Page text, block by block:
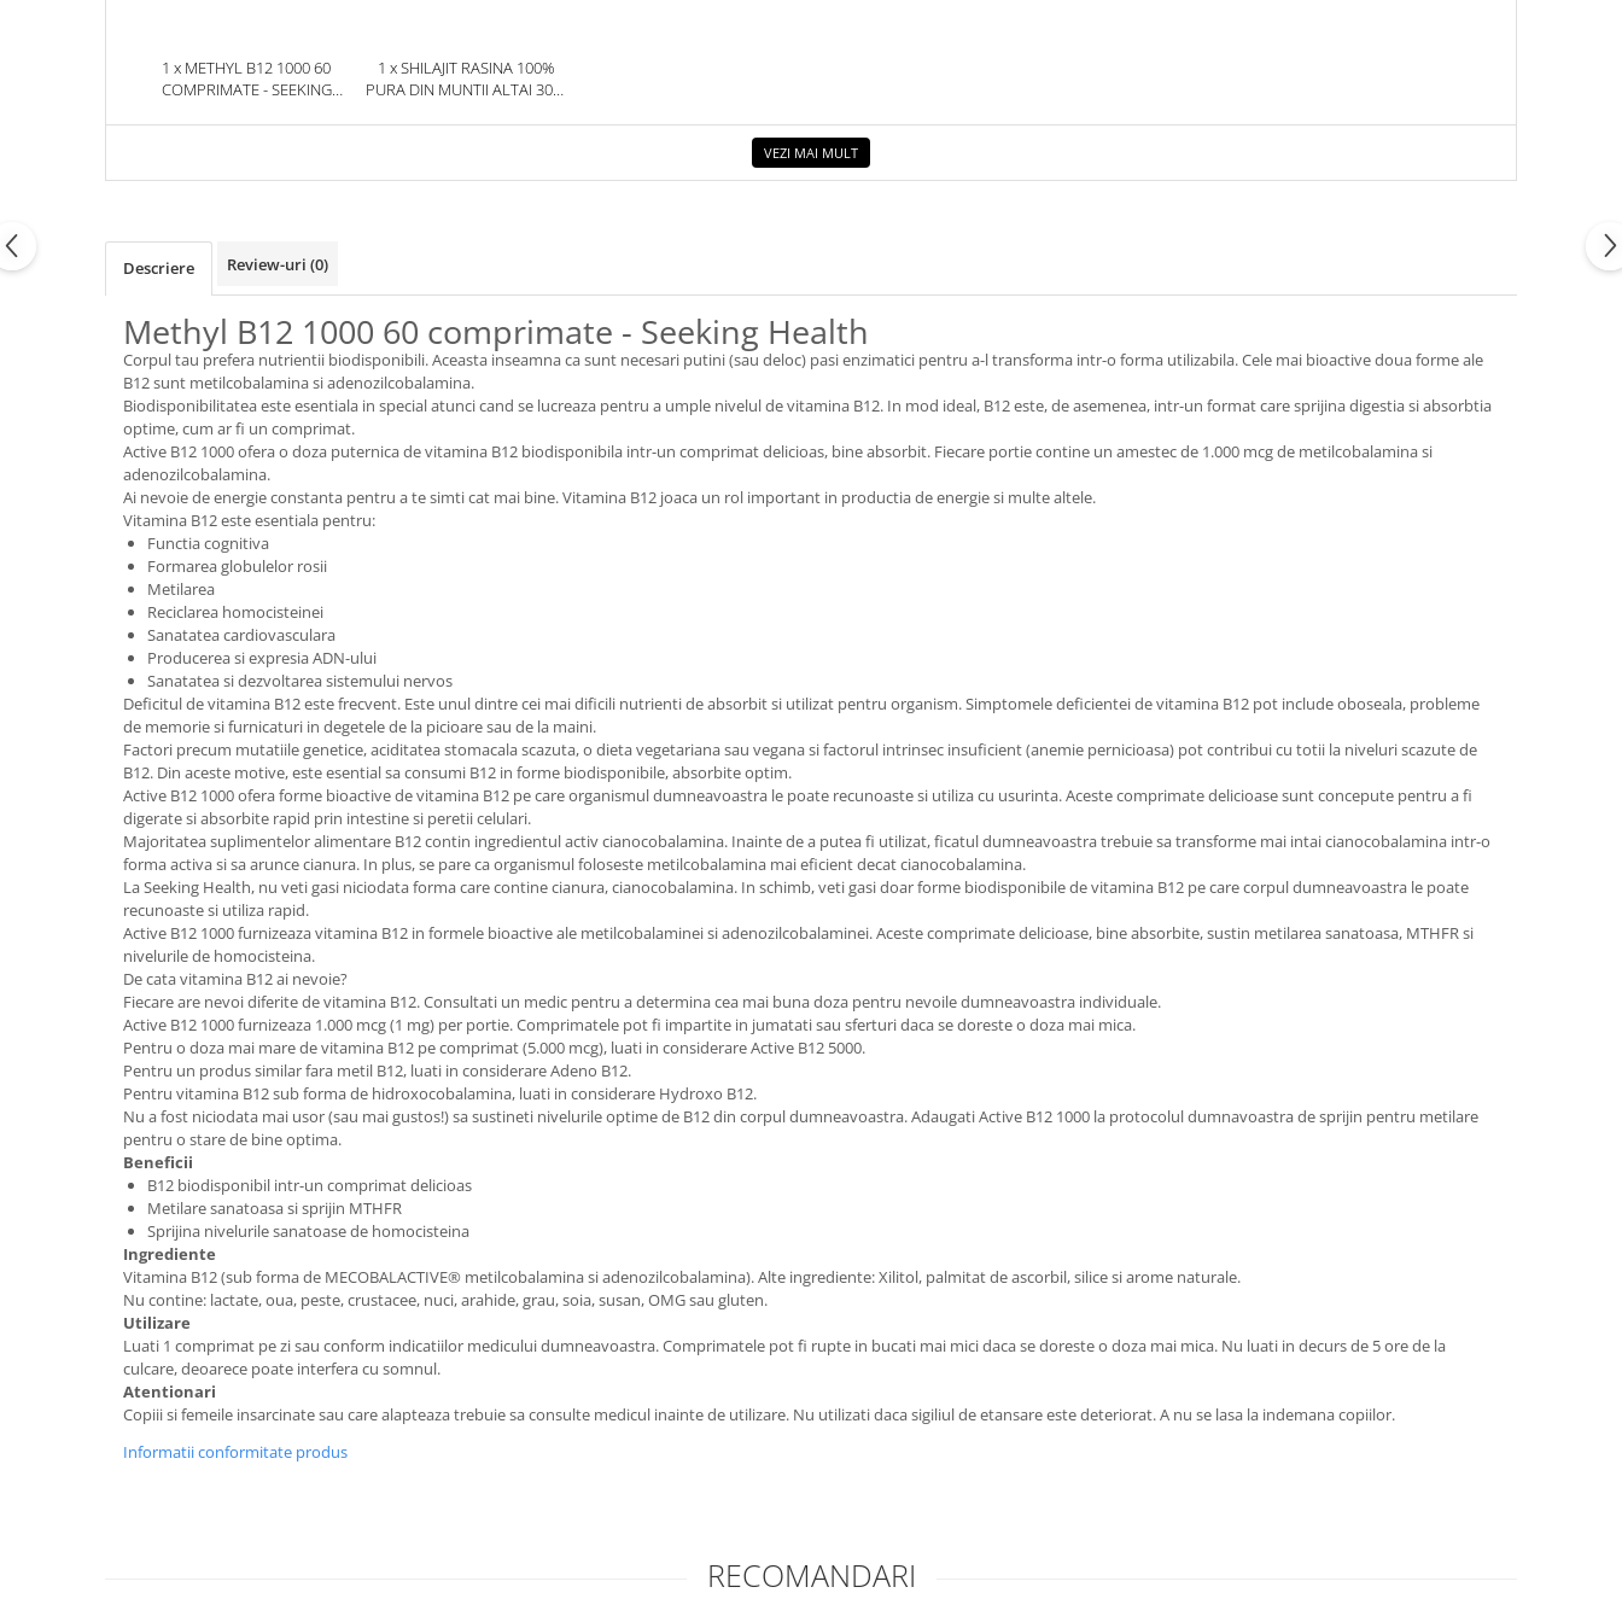
1 x METHYL B12 1000 60
COMPRIMATE - SEEKING
1 x SHILAJIT RASINA 100%
PURA DIN MUNTII ALTAI 30G.
VEZI MAI MULT
Descriere Review-uri (0)
Methyl B12 1000 60 comprimate - Seeking Health
Corpul tau prefera nutrientii biodisponibili. Aceasta inseamna ca sunt necesari putini (sau deloc) pasi enzimatici pentru a-l transforma intr-o forma utilizabila. Cele mai bioactive doua forme ale
B12 sunt metilcobalamina si adenozilcobalamina.
Biodisponibilitatea este esentiala in special atunci cand se lucreaza pentru a umple nivelul de vitamina B12. In mod ideal, B12 este, de asemenea, intr-un format care sprijina digestia si absorbtia
optime, cum ar fi un comprimat.
Active B12 1000 ofera o doza puternica de vitamina B12 biodisponibila intr-un comprimat delicioas, bine absorbit. Fiecare portie contine un amestec de 1.000 mcg de metilcobalamina si
adenozilcobalamina.
Ai nevoie de energie constanta pentru a te simti cat mai bine. Vitamina B12 joaca un rol important in productia de energie si multe altele.
Vitamina B12 este esentiala pentru:
Functia cognitiva
Formarea globulelor rosii
Metilarea
Reciclarea homocisteinei
Sanatatea cardiovasculara
Producerea si expresia ADN-ului
Sanatatea si dezvoltarea sistemului nervos
Deficitul de vitamina B12 este frecvent. Este unul dintre cei mai dificili nutrienti de absorbit si utilizat pentru organism. Simptomele deficientei de vitamina B12 pot include oboseala, probleme
de memorie si furnicaturi in degetele de la picioare sau de la maini.
Factori precum mutatiile genetice, aciditatea stomacala scazuta, o dieta vegetariana sau vegana si factorul intrinsec insuficient (anemie pernicioasa) pot contribui cu totii la niveluri scazute de
B12. Din aceste motive, este esential sa consumi B12 in forme biodisponibile, absorbite optim.
Active B12 1000 ofera forme bioactive de vitamina B12 pe care organismul dumneavoastra le poate recunoaste si utiliza cu usurinta. Aceste comprimate delicioase sunt concepute pentru a fi
digerate si absorbite rapid prin intestine si peretii celulari.
Majoritatea suplimentelor alimentare B12 contin ingredientul activ cianocobalamina. Inainte de a putea fi utilizat, ficatul dumneavoastra trebuie sa transforme mai intai cianocobalamina intr-o
forma activa si sa arunce cianura. In plus, se pare ca organismul foloseste metilcobalamina mai eficient decat cianocobalamina.
La Seeking Health, nu veti gasi niciodata forma care contine cianura, cianocobalamina. In schimb, veti gasi doar forme biodisponibile de vitamina B12 pe care corpul dumneavoastra le poate
recunoaste si utiliza rapid.
Active B12 1000 furnizeaza vitamina B12 in formele bioactive ale metilcobalaminei si adenozilcobalaminei. Aceste comprimate delicioase, bine absorbite, sustin metilarea sanatoasa, MTHFR si
nivelurile de homocisteina.
De cata vitamina B12 ai nevoie?
Fiecare are nevoi diferite de vitamina B12. Consultati un medic pentru a determina cea mai buna doza pentru nevoile dumneavoastra individuale.
Active B12 1000 furnizeaza 1.000 mcg (1 mg) per portie. Comprimatele pot fi impartite in jumatati sau sferturi daca se doreste o doza mai mica.
Pentru o doza mai mare de vitamina B12 pe comprimat (5.000 mcg), luati in considerare Active B12 5000.
Pentru un produs similar fara metil B12, luati in considerare Adeno B12.
Pentru vitamina B12 sub forma de hidroxocobalamina, luati in considerare Hydroxo B12.
Nu a fost niciodata mai usor (sau mai gustos!) sa sustineti nivelurile optime de B12 din corpul dumneavoastra. Adaugati Active B12 1000 la protocolul dumnavoastra de sprijin pentru metilare
pentru o stare de bine optima.
Beneficii
B12 biodisponibil intr-un comprimat delicioas
Metilare sanatoasa si sprijin MTHFR
Sprijina nivelurile sanatoase de homocisteina
Ingrediente
Vitamina B12 (sub forma de MECOBALACTIVE® metilcobalamina si adenozilcobalamina). Alte ingrediente: Xilitol, palmitat de ascorbil, silice si arome naturale.
Nu contine: lactate, oua, peste, crustacee, nuci, arahide, grau, soia, susan, OMG sau gluten.
Utilizare
Luati 1 comprimat pe zi sau conform indicatiilor medicului dumneavoastra. Comprimatele pot fi rupte in bucati mai mici daca se doreste o doza mai mica. Nu luati in decurs de 5 ore de la
culcare, deoarece poate interfera cu somnul.
Atentionari
Copiii si femeile insarcinate sau care alapteaza trebuie sa consulte medicul inainte de utilizare. Nu utilizati daca sigiliul de etansare este deteriorat. A nu se lasa la indemana copiilor.
Informatii conformitate produs
RECOMANDARI